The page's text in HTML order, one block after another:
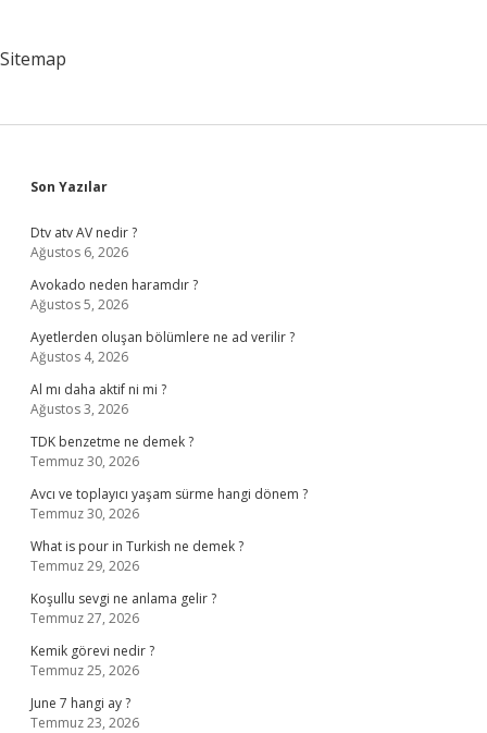
Sitemap
Sidebar
Son Yazılar
Dtv atv AV nedir ?
Ağustos 6, 2026
Avokado neden haramdır ?
Ağustos 5, 2026
Ayetlerden oluşan bölümlere ne ad verilir ?
Ağustos 4, 2026
Al mı daha aktif ni mi ?
Ağustos 3, 2026
TDK benzetme ne demek ?
Temmuz 30, 2026
Avcı ve toplayıcı yaşam sürme hangi dönem ?
Temmuz 30, 2026
What is pour in Turkish ne demek ?
Temmuz 29, 2026
Koşullu sevgi ne anlama gelir ?
Temmuz 27, 2026
Kemik görevi nedir ?
Temmuz 25, 2026
June 7 hangi ay ?
Temmuz 23, 2026